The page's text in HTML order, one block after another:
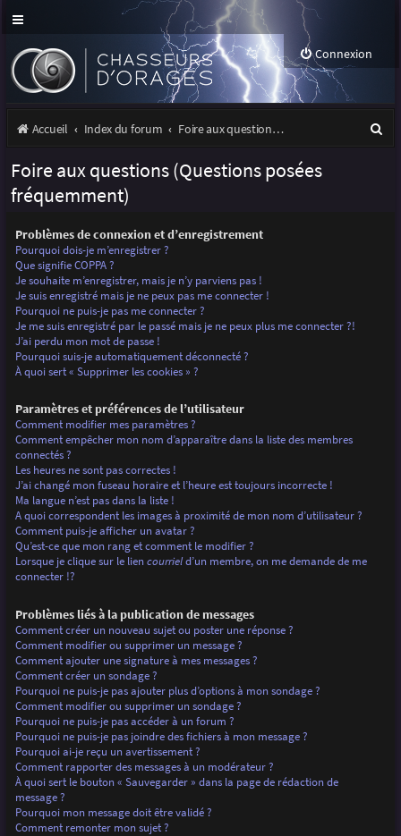
Connexion
Accueil Index du forum Foire aux questions (Questions posées fréquemment)
Foire aux questions (Questions posées
fréquemment)
Problèmes de connexion et d’enregistrement
Pourquoi dois-je m’enregistrer ?
Que signifie COPPA ?
Je souhaite m’enregistrer, mais je n’y parviens pas !
Je suis enregistré mais je ne peux pas me connecter !
Pourquoi ne puis-je pas me connecter ?
Je me suis enregistré par le passé mais je ne peux plus me connecter ?!
J’ai perdu mon mot de passe !
Pourquoi suis-je automatiquement déconnecté ?
À quoi sert « Supprimer les cookies » ?
Paramètres et préférences de l’utilisateur
Comment modifier mes paramètres ?
Comment empêcher mon nom d’apparaître dans la liste des membres
connectés ?
Les heures ne sont pas correctes !
J’ai changé mon fuseau horaire et l’heure est toujours incorrecte !
Ma langue n’est pas dans la liste !
A quoi correspondent les images à proximité de mon nom d’utilisateur ?
Comment puis-je afficher un avatar ?
Qu’est-ce que mon rang et comment le modifier ?
Lorsque je clique sur le liencourrield’un membre, on me demande de me
connecter !?
Problèmes liés à la publication de messages
Comment créer un nouveau sujet ou poster une réponse ?
Comment modifier ou supprimer un message ?
Comment ajouter une signature à mes messages ?
Comment créer un sondage ?
Pourquoi ne puis-je pas ajouter plus d’options à mon sondage ?
Comment modifier ou supprimer un sondage ?
Pourquoi ne puis-je pas accéder à un forum ?
Pourquoi ne puis-je pas joindre des fichiers à mon message ?
Pourquoi ai-je reçu un avertissement ?
Comment rapporter des messages à un modérateur ?
À quoi sert le bouton « Sauvegarder » dans la page de rédaction de
message ?
Pourquoi mon message doit être validé ?
Comment remonter mon sujet ?